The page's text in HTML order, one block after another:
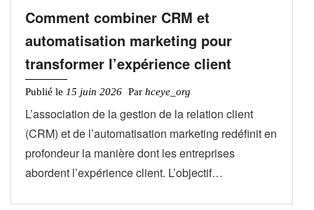
Comment combiner CRM et
automatisation marketing pour
transformer l’expérience client
Publié le 15 juin 2026 Par hceye_org
L’association de la gestion de la relation client
(CRM) et de l’automatisation marketing redéfinit en
profondeur la manière dont les entreprises
abordent l’expérience client. L’objectif…